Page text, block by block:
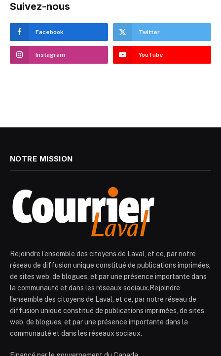
Suivez-nous
Facebook Twitter
Instagram YouTube
NOTRE MISSION
Rejoindre l’ensemble des citoyens de Laval, et ce, par notre
réseau de diffusion unique constitué de publications imprimées,
de sites web, de blogues, et par une présence importante dans
la communauté et dans les réseaux sociaux.Rejoindre
l’ensemble des citoyens de Laval, et ce, par notre réseau de
diffusion unique constitué de publications imprimées, de sites
web, de blogues, et par une présence importante dans la
communauté et dans les réseaux sociaux.